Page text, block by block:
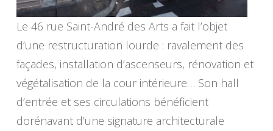
Le 46 rue Saint-André des Arts a fait l’objet
d’une restructuration lourde : ravalement des
façades, installation d’ascenseurs, rénovation et
végétalisation de la cour intérieure… Son hall
d’entrée et ses circulations bénéficient
dorénavant d’une signature architecturale